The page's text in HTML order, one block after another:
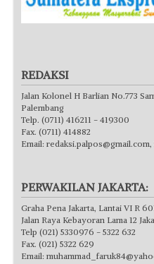
REDAKSI
Jalan Kolonel H Barlian No.773
Palembang
Telp. (0711) 416211 - 419300
Fax. (0711) 414882
Email: redaksi.palpos@gmail.com,
PERWAKILAN JAKARTA:
Graha Pena Jakarta, Lantai VI R
Jalan Raya Kebayoran Lama 12
Telp (021) 5330976 - 5322 632
Fax. (021) 5322 629
Email: